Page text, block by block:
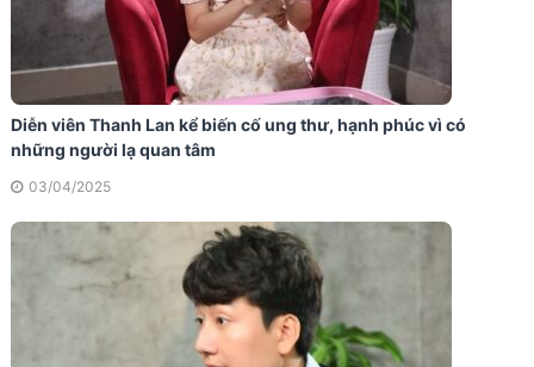
Diễn viên Thanh Lan kể biến cố ung thư, hạnh phúc vì có
những người lạ quan tâm
03/04/2025